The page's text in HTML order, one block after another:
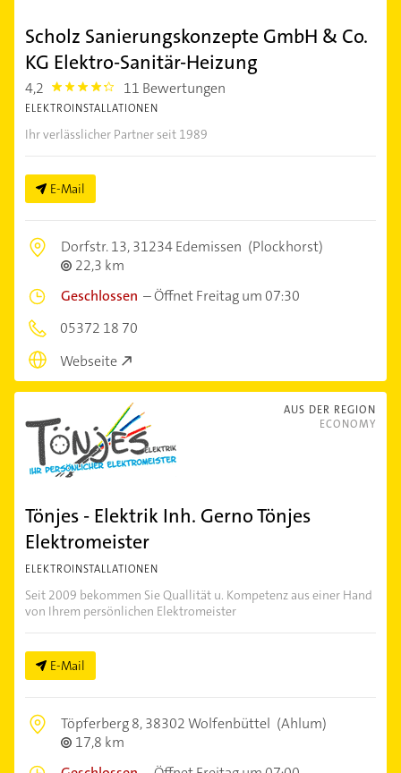
Scholz Sanierungskonzepte GmbH & Co.
KG Elektro-Sanitär-Heizung
4,2 4.2000003 11 Bewertungen
ELEKTROINSTALLATIONEN
Ihr verlässlicher Partner seit 1989
E-Mail
Dorfstr. 13,31234 Edemissen (Plockhorst)
22,3 km
Geschlossen –Öffnet Freitag um 07:30
05372 18 70
Webseite
AUS DER REGION
ECONOMY
Tönjes - Elektrik Inh. Gerno Tönjes
Elektromeister
ELEKTROINSTALLATIONEN
Seit 2009 bekommen Sie Quallität u. Kompetenz aus einer Hand
von Ihrem persönlichen Elektromeister
E-Mail
Töpferberg 8,38302 Wolfenbüttel (Ahlum)
17,8 km